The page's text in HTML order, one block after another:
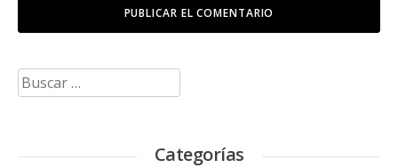
Buscar:
Categorías